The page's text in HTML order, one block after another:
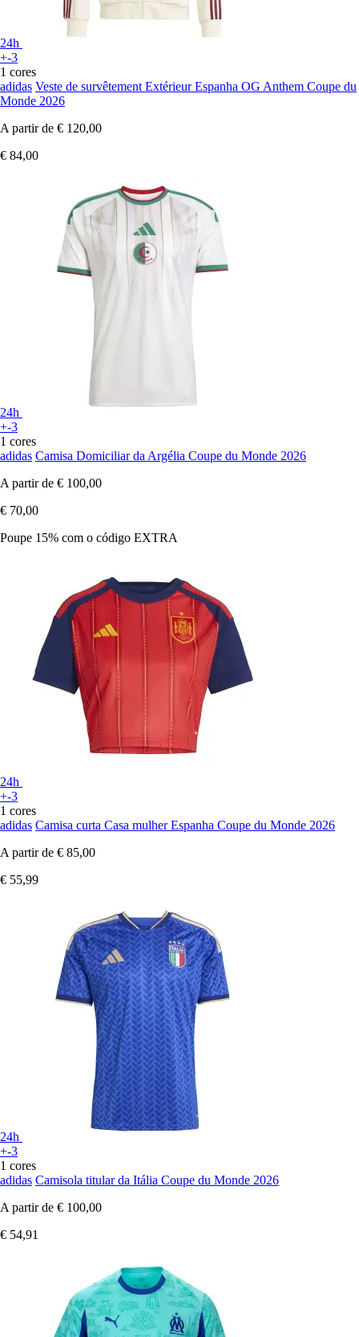
24h
+-3
1 cores
adidas Veste de survêtement Extérieur Espanha OG Anthem Coupe du
Monde 2026
A partir de € 120,00
€ 84,00
24h
+-3
1 cores
adidas Camisa Domiciliar da Argélia Coupe du Monde 2026
A partir de € 100,00
€ 70,00
Poupe 15% com o código EXTRA
24h
+-3
1 cores
adidas Camisa curta Casa mulher Espanha Coupe du Monde 2026
A partir de € 85,00
€ 55,99
24h
+-3
1 cores
adidas Camisola titular da Itália Coupe du Monde 2026
A partir de € 100,00
€ 54,91